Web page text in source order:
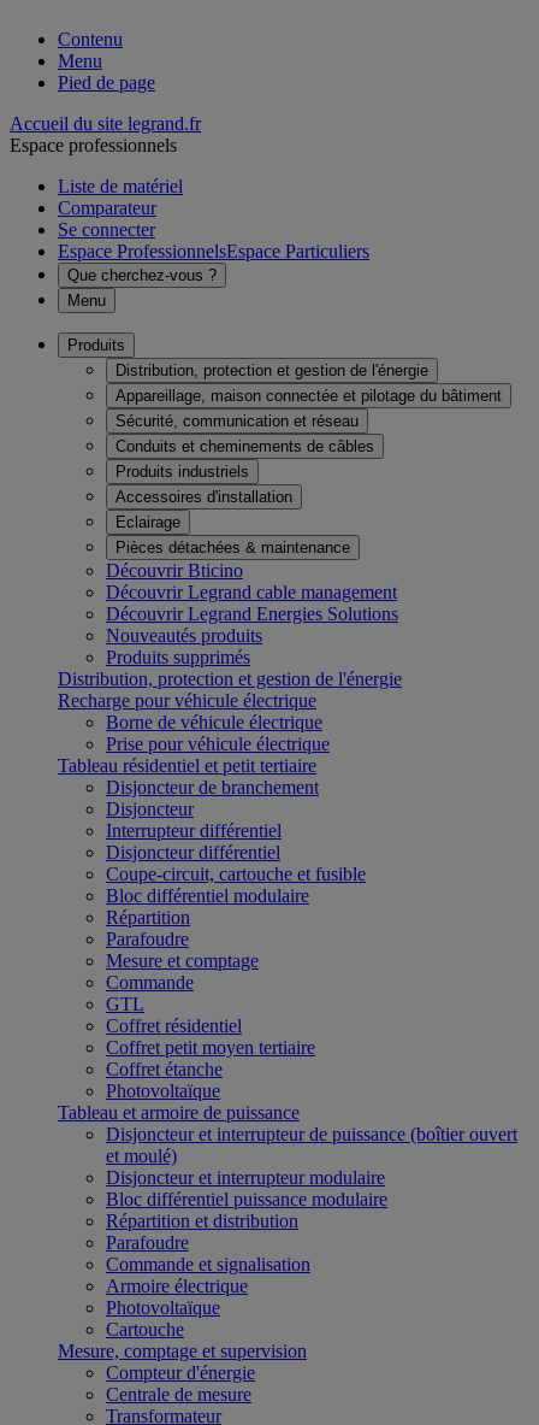
Contenu
Menu
Pied de page
Accueil du site legrand.fr
Espace professionnels
Liste de matériel
Comparateur
Se connecter
Espace ProfessionnelsEspace Particuliers
Que cherchez-vous ?
Menu
Produits
Distribution, protection et gestion de l'énergie
Appareillage, maison connectée et pilotage du bâtiment
Sécurité, communication et réseau
Conduits et cheminements de câbles
Produits industriels
Accessoires d'installation
Eclairage
Pièces détachées & maintenance
Découvrir Bticino
Découvrir Legrand cable management
Découvrir Legrand Energies Solutions
Nouveautés produits
Produits supprimés
Distribution, protection et gestion de l'énergie
Recharge pour véhicule électrique
Borne de véhicule électrique
Prise pour véhicule électrique
Tableau résidentiel et petit tertiaire
Disjoncteur de branchement
Disjoncteur
Interrupteur différentiel
Disjoncteur différentiel
Coupe-circuit, cartouche et fusible
Bloc différentiel modulaire
Répartition
Parafoudre
Mesure et comptage
Commande
GTL
Coffret résidentiel
Coffret petit moyen tertiaire
Coffret étanche
Photovoltaïque
Tableau et armoire de puissance
Disjoncteur et interrupteur de puissance (boîtier ouvert
et moulé)
Disjoncteur et interrupteur modulaire
Bloc différentiel puissance modulaire
Répartition et distribution
Parafoudre
Commande et signalisation
Armoire électrique
Photovoltaïque
Cartouche
Mesure, comptage et supervision
Compteur d'énergie
Centrale de mesure
Transformateur